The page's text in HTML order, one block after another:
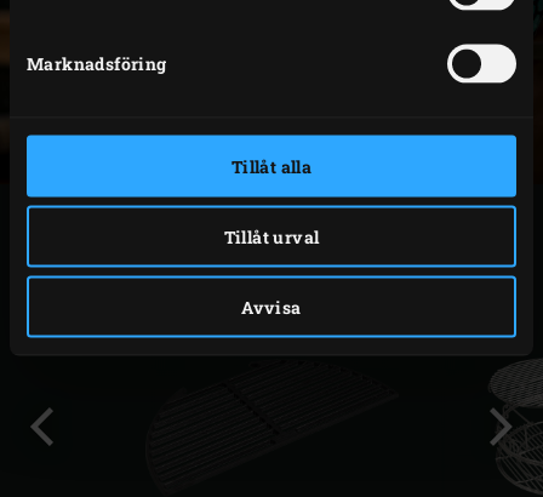
Marknadsföring
Tillåt alla
Tillåt urval
Avvisa
LÄMPLIGA TILLBEHÖR